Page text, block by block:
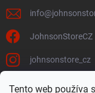
Tento web používa
info@
JohnsonStoreCZ
johnsonstore_cz